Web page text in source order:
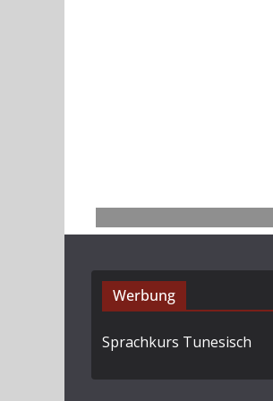
Werbung
Sprachkurs Tunesisch